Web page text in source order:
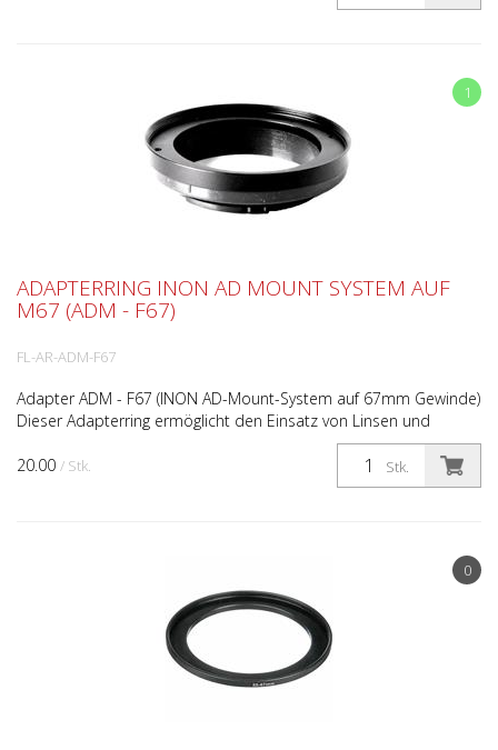
1
20.00 / Stk. Stk.
ADAPTERRING INON AD MOUNT SYSTEM AUF
M67 (ADM - F67)
FL-AR-ADM-F67
Adapter ADM - F67 (INON AD-Mount-System auf 67mm Gewinde)
Dieser Adapterring ermöglicht den Einsatz von Linsen und
Rotfilter mit M67 Anschluss an Gehäusen mit Inon Bajon...
0